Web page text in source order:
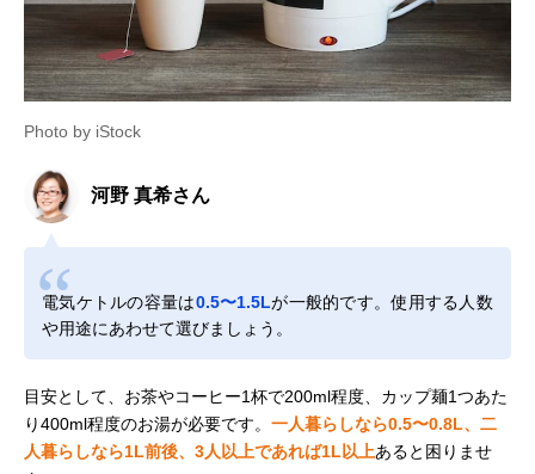
Photo by iStock
河野 真希さん
電気ケトルの容量は0.5〜1.5Lが一般的です。使用する人数
や用途にあわせて選びましょう。
目安として、お茶やコーヒー1杯で200ml程度、カップ麺1つあた
り400ml程度のお湯が必要です。 一人暮らしなら0.5〜0.8L、二
人暮らしなら1L前後、3人以上であれば1L以上あると困りませ